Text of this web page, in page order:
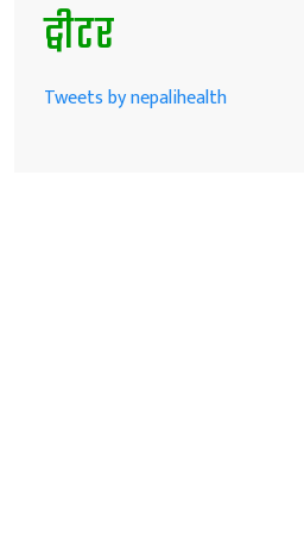
ट्वीटर
Tweets by nepalihealth